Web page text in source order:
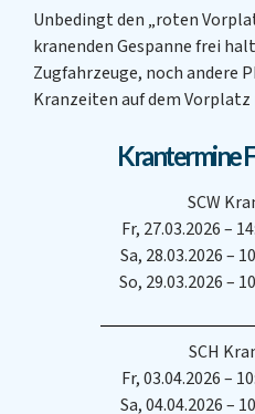
Unbedingt den „roten
kranenden Gespanne frei
Zugfahrzeuge, noch andere
Kranzeiten auf dem Vorplatz
Krantermine
SCW
Fr, 27.03.2026 –
Sa, 28.03.2026 –
So, 29.03.2026 –
SCH
Fr, 03.04.2026 –
Sa, 04.04.2026 –